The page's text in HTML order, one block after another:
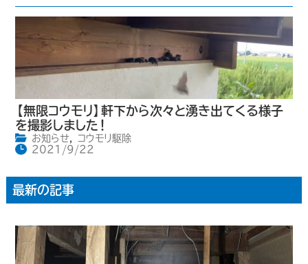
【無限コウモリ】軒下から次々と湧き出てくる様子
を撮影しました！
お知らせ,
コウモリ駆除
2021/9/22
最新の記事